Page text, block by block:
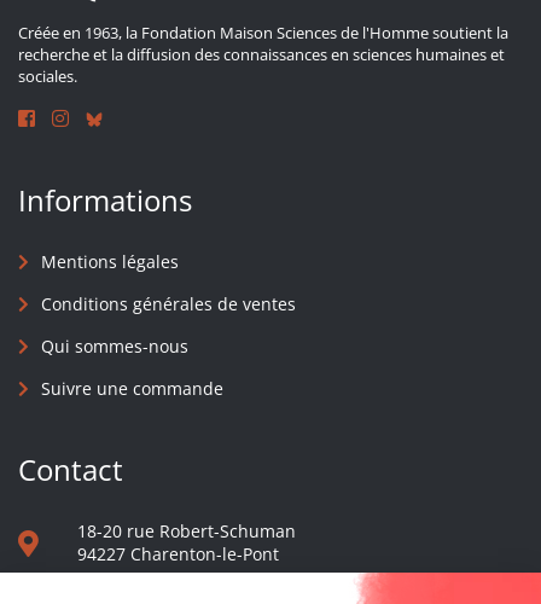
Créée en 1963, la Fondation Maison Sciences de l'Homme soutient la
recherche et la diffusion des connaissances en sciences humaines et
sociales.
Informations
Mentions légales
Conditions générales de ventes
Qui sommes-nous
Suivre une commande
Contact
18-20 rue Robert-Schuman
94227 Charenton-le-Pont